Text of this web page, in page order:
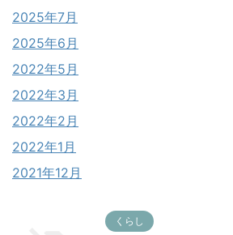
2025年7月
2025年6月
2022年5月
2022年3月
2022年2月
2022年1月
2021年12月
くらし